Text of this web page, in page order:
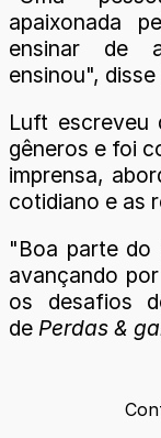
apaixonada
ensinar de
ensinou",
Luft escreveu
gêneros e foi
imprensa,
cotidiano e as
"Boa parte do
avançando
os desafios
de Perdas &